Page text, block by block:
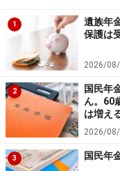
1
遺族年
保護は
2026/
2
国民年
ん。60
は増え
2026/
3 国民年